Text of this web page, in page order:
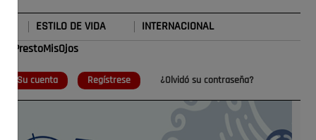
ESTILO DE VIDA INTERNACIONAL
Su cuenta Regístrese ¿Olvidó su contraseña?